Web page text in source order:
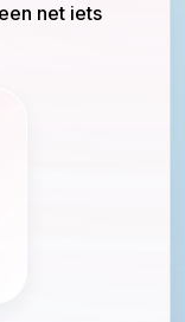
net iets